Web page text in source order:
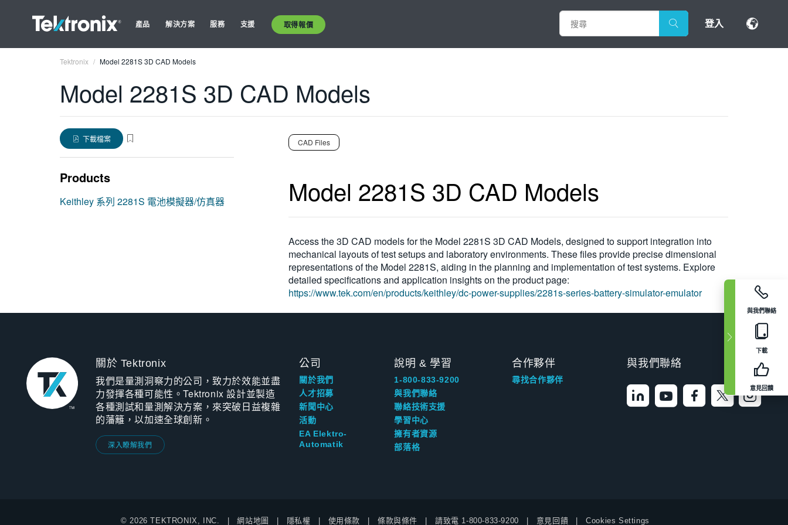
產品 解決方案 服務 支援 取得報價 登入
與我們聯絡
下載
意見回饋
Tektronix Model 2281S 3D CAD Models
Model 2281S 3D CAD Models
下載檔案
Products
Keithley 系列 2281S 電池模擬器/仿真器
CAD Files
Model 2281S 3D CAD Models
Access the 3D CAD models for the Model 2281S 3D CAD Models, designed to support integration into
mechanical layouts of test setups and laboratory environments. These files provide precise dimensional
representations of the Model 2281S, aiding in the planning and implementation of test systems. Explore
detailed specifications and application insights on the product page:
https://www.tek.com/en/products/keithley/dc-power-supplies/2281s-series-battery-simulator-emulator
關於 Tektronix
我們是量測洞察力的公司，致力於效能並盡
力發揮各種可能性。Tektronix 設計並製造
各種測試和量測解決方案，來突破日益複雜
的藩籬，以加速全球創新。
深入瞭解我們
公司
關於我們
人才招募
新聞中心
活動
EA Elektro-
Automatik
說明 & 學習
1-800-833-9200
與我們聯絡
聯絡技術支援
學習中心
擁有者資源
部落格
合作夥伴
尋找合作夥伴
與我們聯絡
© 2026 TEKTRONIX, INC. 網站地圖 隱私權 使用條款 條款與條件 請致電 1-800-833-9200 意見回饋 Cookies Settings